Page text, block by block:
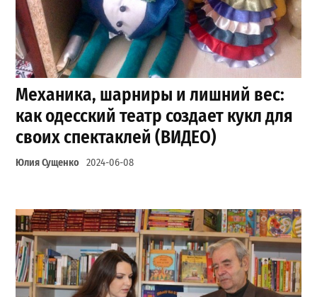
Механика, шарниры и лишний вес:
как одесский театр создает кукл для
своих спектаклей (ВИДЕО)
Юлия Сущенко 2024-06-08